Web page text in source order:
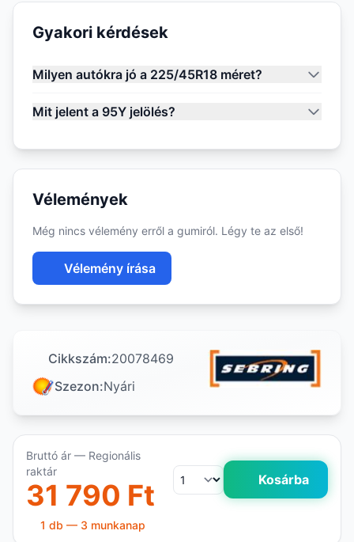
Gyakori kérdések
Milyen autókra jó a 225/45R18 méret?
Mit jelent a 95Y jelölés?
Vélemények
Még nincs vélemény erről a gumiról. Légy te az első!
Vélemény írása
Cikkszám:20078469
Szezon:Nyári
Bruttó ár — Regionális
raktár
31 790 Ft Kosárba
1 db — 3 munkanap